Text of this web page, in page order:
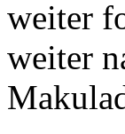
weiter
weiter